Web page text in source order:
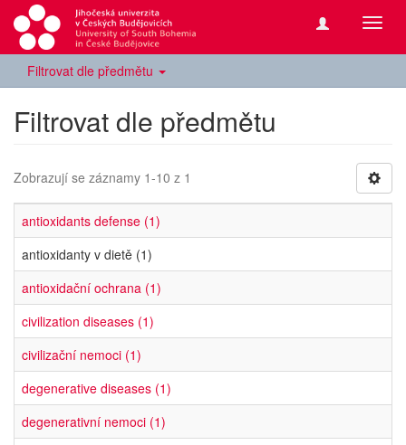
Filtrovat dle předmětu
Filtrovat dle předmětu
Zobrazují se záznamy 1-10 z 1
antioxidants defense (1)
antioxidanty v dietě (1)
antioxidační ochrana (1)
civilization diseases (1)
civilizační nemoci (1)
degenerative diseases (1)
degenerativní nemoci (1)